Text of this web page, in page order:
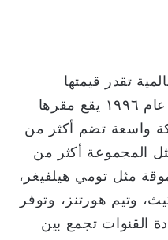
تقدر قيمتها
بمليارات الدولارات تأسست عام ١٩٩٦ يقع مقرها
واسعة تضم أكثر من
14 دولة. تمثل المجموعة أكثر من
مثل تومي هيلفيغر،
وتيم هورتنز، وتوفر
القنوات تجمع بين